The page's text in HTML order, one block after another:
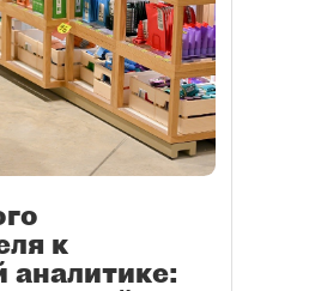
к
аналитике: